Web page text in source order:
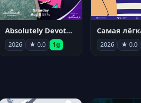
Absolutely Devoted to You
2026 ★ 0.0 1g 2026 ★ 0.0